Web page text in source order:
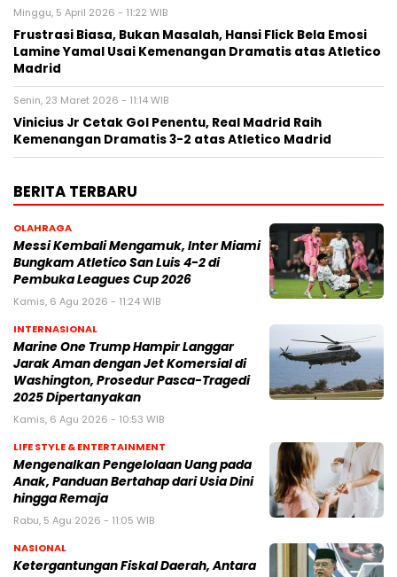
Minggu, 5 April 2026 - 11:22 WIB
Frustrasi Biasa, Bukan Masalah, Hansi Flick Bela Emosi
Lamine Yamal Usai Kemenangan Dramatis atas Atletico
Madrid
Senin, 23 Maret 2026 - 11:14 WIB
Vinicius Jr Cetak Gol Penentu, Real Madrid Raih
Kemenangan Dramatis 3-2 atas Atletico Madrid
BERITA TERBARU
OLAHRAGA
Messi Kembali Mengamuk, Inter Miami
Bungkam Atletico San Luis 4-2 di
Pembuka Leagues Cup 2026
Kamis, 6 Agu 2026 - 11:24 WIB
INTERNASIONAL
Marine One Trump Hampir Langgar
Jarak Aman dengan Jet Komersial di
Washington, Prosedur Pasca-Tragedi
2025 Dipertanyakan
Kamis, 6 Agu 2026 - 10:53 WIB
LIFE STYLE & ENTERTAINMENT
Mengenalkan Pengelolaan Uang pada
Anak, Panduan Bertahap dari Usia Dini
hingga Remaja
Rabu, 5 Agu 2026 - 11:05 WIB
NASIONAL
Ketergantungan Fiskal Daerah, Antara